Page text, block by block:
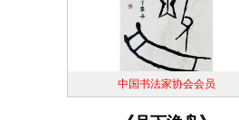
中国书法家协会会员